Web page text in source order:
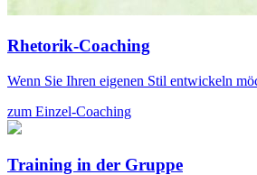
Rhetorik-Coaching
Wenn Sie Ihren eigenen Stil entwickeln
zum Einzel-Coaching
Training in der Gruppe